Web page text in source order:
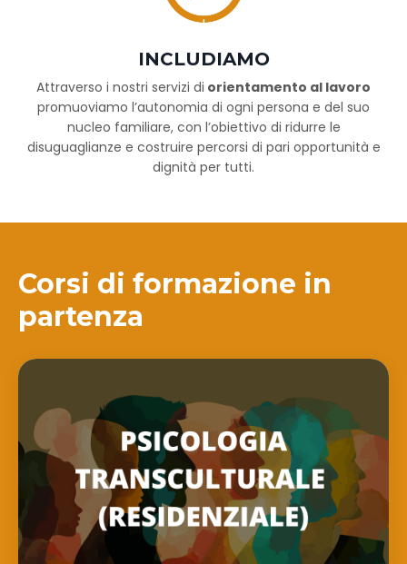
INCLUDIAMO
Attraverso i nostri servizi di orientamento al lavoro
promuoviamo l’autonomia di ogni persona e del suo
nucleo familiare, con l’obiettivo di ridurre le
disuguaglianze e costruire percorsi di pari opportunità e
dignità per tutti.
Corsi di formazione in
partenza